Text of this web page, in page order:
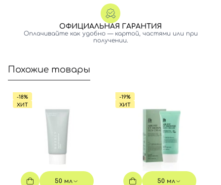
ОФИЦИАЛЬНАЯ ГАРАНТИЯ
Оплачивайте как удобно — картой, частями или при
получении.
Похожие товары
-18%
ХИТ
50 мл
-19%
ХИТ
50 мл
Войти с помощью e-mail